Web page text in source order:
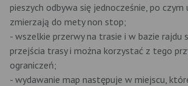
pieszych odbywa się jednocześnie, po czym
zmierzają do mety non stop;
- wszelkie przerwy na trasie i w bazie rajdu
przejścia trasy i można korzystać z tego
ograniczeń;
- wydawanie map następuje w miejscu,